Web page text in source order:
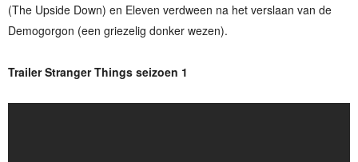
(The Upside Down) en Eleven verdween na het verslaan van de
Demogorgon (een griezelig donker wezen).
Trailer Stranger Things seizoen 1